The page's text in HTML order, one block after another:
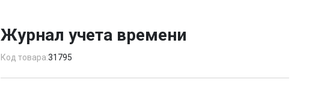
Журнал учета времени
Код товара:31795